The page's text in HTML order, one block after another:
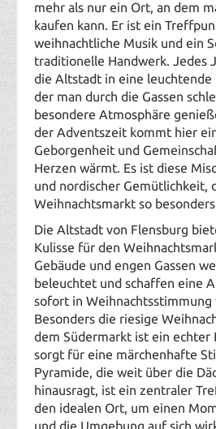
mehr als nur ein Ort, an dem
kaufen kann. Er ist ein
weihnachtliche Musik und ein
traditionelle Handwerk. Jedes
die Altstadt in eine leuchtende
der man durch die Gassen
besondere Atmosphäre
der Adventszeit kommt hier
Geborgenheit und
Herzen wärmt. Es ist diese
und nordischer Gemütlichkeit,
Weihnachtsmarkt so
Die Altstadt von Flensburg
Kulisse für den
Gebäude und engen Gassen
beleuchtet und schaffen eine
sofort in Weihnachtsstimmung
Besonders die riesige
dem Südermarkt ist ein echter
sorgt für eine märchenhafte
Pyramide, die weit über die
hinausragt, ist ein zentraler
den idealen Ort, um einen
und die Umgebung auf sich